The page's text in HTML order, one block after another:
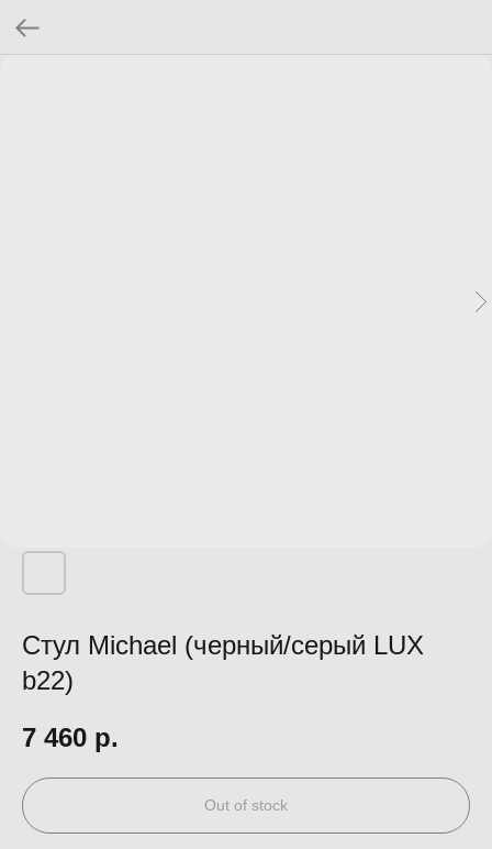
Стул Michael (черный/серый LUX
b22)
7 460 р.
Out of stock